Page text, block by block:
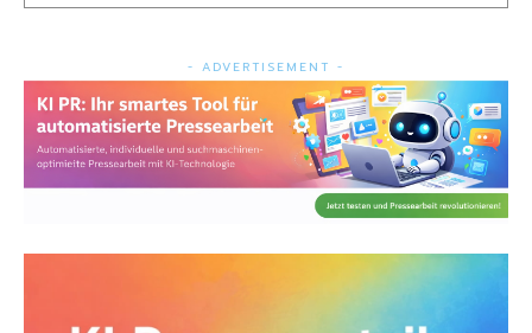
- ADVERTISEMENT -